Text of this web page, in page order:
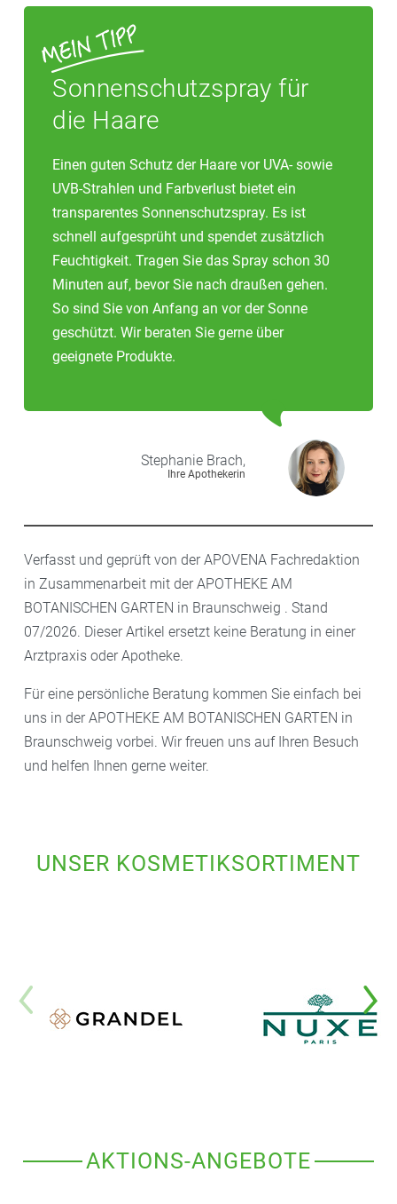
Sonnenschutzspray für
die Haare
Einen guten Schutz der Haare vor UVA- sowie
UVB-Strahlen und Farbverlust bietet ein
transparentes Sonnenschutzspray. Es ist
schnell aufgesprüht und spendet zusätzlich
Feuchtigkeit. Tragen Sie das Spray schon 30
Minuten auf, bevor Sie nach draußen gehen.
So sind Sie von Anfang an vor der Sonne
geschützt. Wir beraten Sie gerne über
geeignete Produkte.
Stephanie Brach,
Ihre Apothekerin
Verfasst und geprüft von der APOVENA Fachredaktion
in Zusammenarbeit mit der APOTHEKE AM
BOTANISCHEN GARTEN in Braunschweig . Stand
07/2026. Dieser Artikel ersetzt keine Beratung in einer
Arztpraxis oder Apotheke.
Für eine persönliche Beratung kommen Sie einfach bei
uns in der APOTHEKE AM BOTANISCHEN GARTEN in
Braunschweig vorbei. Wir freuen uns auf Ihren Besuch
und helfen Ihnen gerne weiter.
UNSER KOSMETIKSORTIMENT
AKTIONS-ANGEBOTE